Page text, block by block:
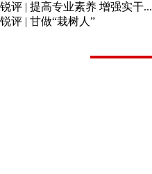
锐评 | 提高专业素养 增强实干...
锐评 | 甘做“栽树人”